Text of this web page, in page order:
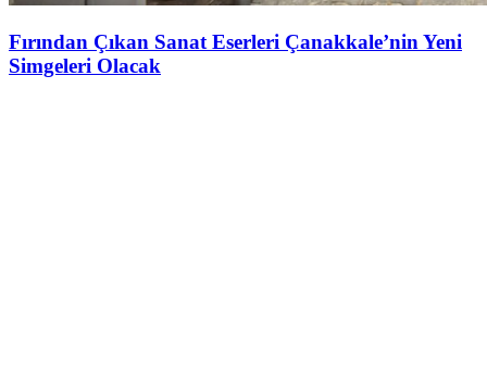
Fırından Çıkan Sanat Eserleri Çanakkale’nin Yeni
Simgeleri Olacak